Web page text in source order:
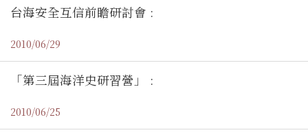
台海安全互信前瞻研討會 :
2010/06/29
「第三屆海洋史研習營」 :
2010/06/25